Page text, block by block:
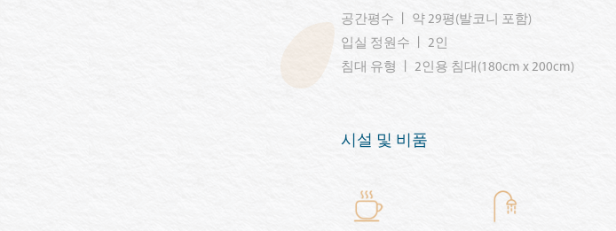
공간평수 ㅣ 약 29평(발코니 포함)
입실 정원수 ㅣ 2인
침대 유형 ㅣ 2인용 침대(180cm x 200cm)
시설 및 비품